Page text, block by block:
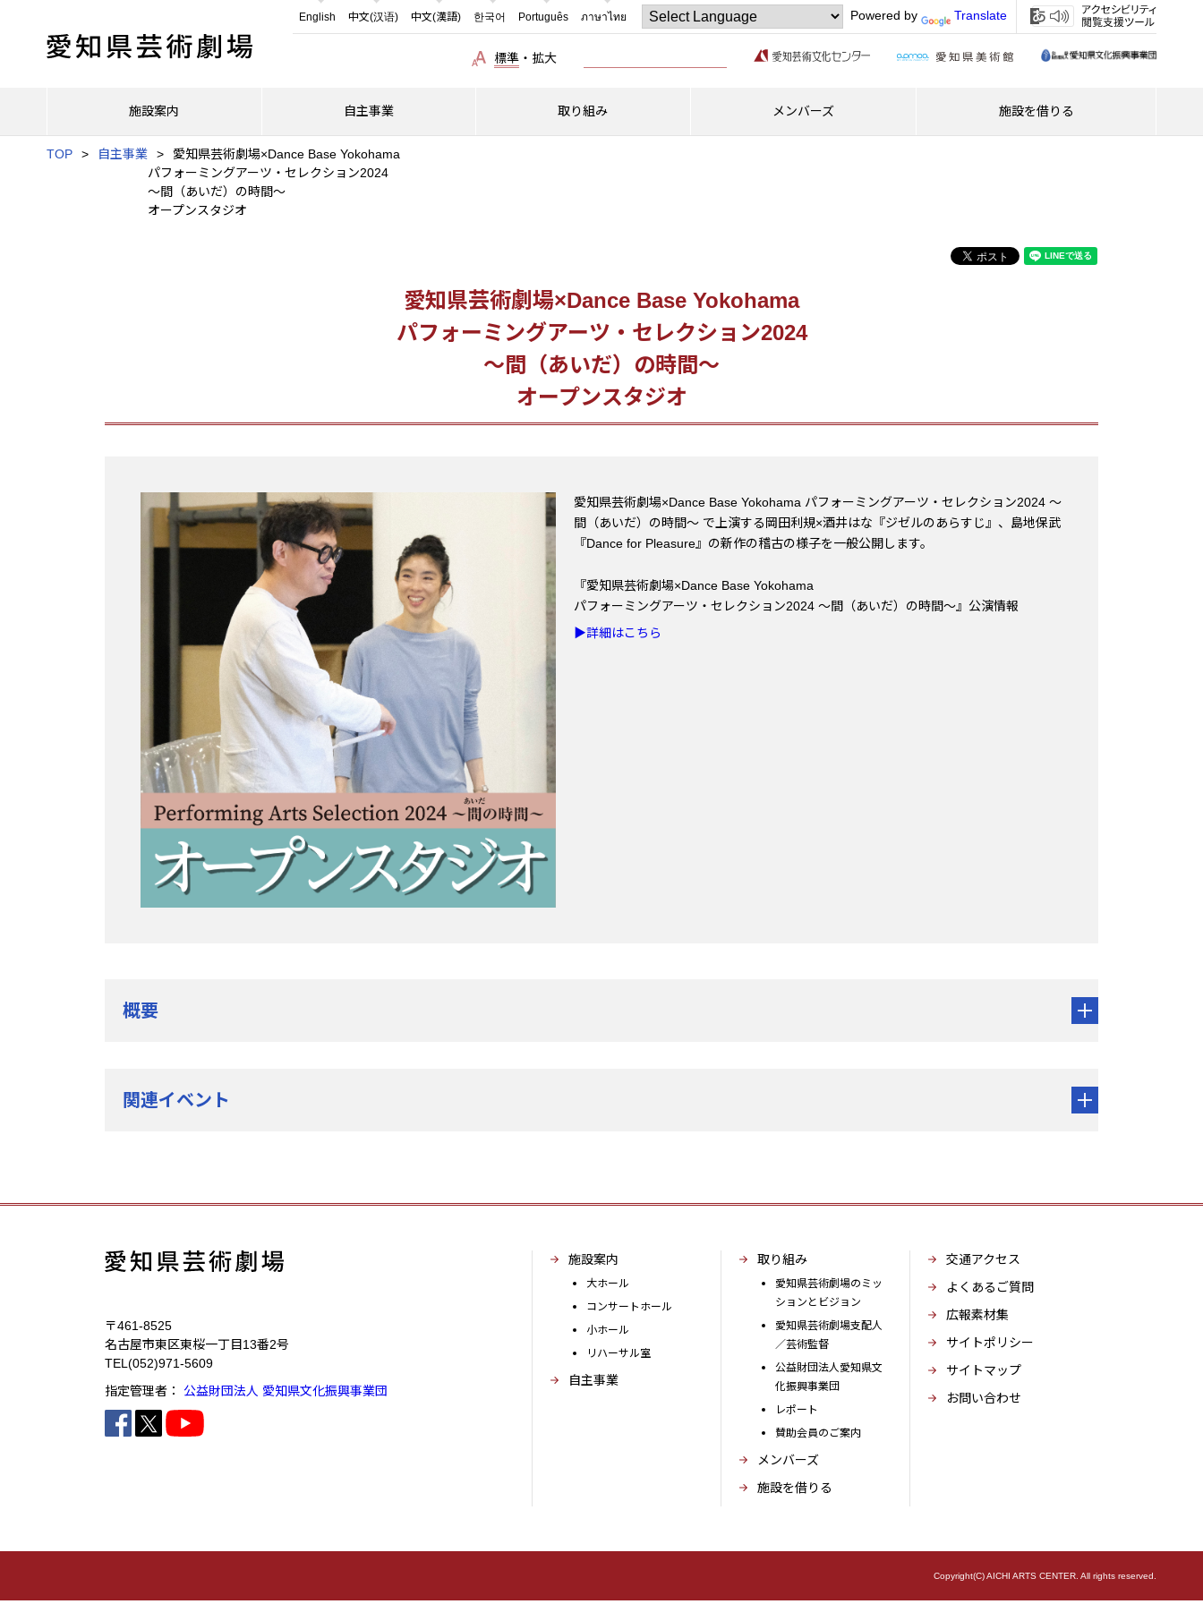
English 中文(汉语) 中文(漢語) 한국어 Português ภาษาไทย Powered by Translate
施設案内 自主事業 取り組み メンバーズ 施設を借りる
標準 ・ 拡大
TOP 自主事業
愛知県芸術劇場×Dance Base Yokohama
パフォーミングアーツ・セレクション2024
～間（あいだ）の時間～
オープンスタジオ
愛知県芸術劇場×Dance Base Yokohama
パフォーミングアーツ・セレクション2024
～間（あいだ）の時間～
オープンスタジオ
愛知県芸術劇場×Dance Base Yokohama パフォーミングアーツ・セレクション2024 ～
間（あいだ）の時間～ で上演する岡田利規×酒井はな『ジゼルのあらすじ』、島地保武
『Dance for Pleasure』の新作の稽古の様子を一般公開します。
『愛知県芸術劇場×Dance Base Yokohama
パフォーミングアーツ・セレクション2024 ～間（あいだ）の時間～』公演情報
▶︎詳細はこちら
概要
関連イベント
〒461-8525
名古屋市東区東桜一丁目13番2号
TEL(052)971-5609
指定管理者： 公益財団法人 愛知県文化振興事業団
施設案内
大ホール
コンサートホール
小ホール
リハーサル室
自主事業
取り組み
愛知県芸術劇場のミッ
ションとビジョン
愛知県芸術劇場支配人
／芸術監督
公益財団法人愛知県文
化振興事業団
レポート
賛助会員のご案内
メンバーズ
施設を借りる
交通アクセス
よくあるご質問
広報素材集
サイトポリシー
サイトマップ
お問い合わせ
Copyright(C) AICHI ARTS CENTER. All rights reserved.